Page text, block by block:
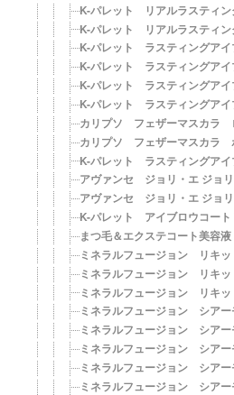
K-パレット リアルラスティン
K-パレット リアルラスティン
K-パレット ラスティングアイ
K-パレット ラスティングアイ
K-パレット ラスティングアイ
K-パレット ラスティングアイ
カリプソ フェザーマスカラ
カリプソ フェザーマスカラ
K-パレット ラスティングアイ
アヴァンセ ジョリ・エ ジョ
アヴァンセ ジョリ・エ ジョ
K-パレット アイブロウコート
まつ毛＆エクステコート美容
ミネラルフュージョン リキ
ミネラルフュージョン リキ
ミネラルフュージョン リキ
ミネラルフュージョン シア
ミネラルフュージョン シア
ミネラルフュージョン シア
ミネラルフュージョン シア
ミネラルフュージョン シア